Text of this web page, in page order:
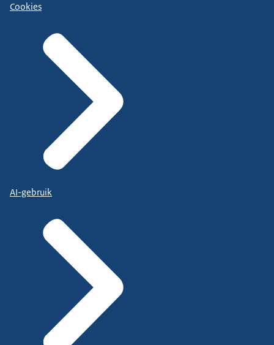
Cookies
AI-gebruik